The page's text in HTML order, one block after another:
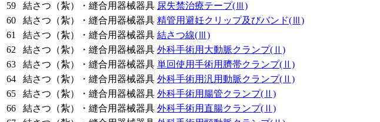
59
結さつ（紮）・縫合用器械器具 尿失禁治療テープ(Ⅲ)
60
結さつ（紮）・縫合用器械器具 精管用避妊クリップ及びバンド(Ⅲ)
61
結さつ（紮）・縫合用器械器具 結さつ線(Ⅲ)
62
結さつ（紮）・縫合用器械器具 外科手術用大動脈クランプ(Ⅱ)
63
結さつ（紮）・縫合用器械器具 単回使用手術用臍帯クランプ(Ⅱ)
64
結さつ（紮）・縫合用器械器具 外科手術用汎用動脈クランプ(Ⅱ)
65
結さつ（紮）・縫合用器械器具 外科手術用腸管クランプ(Ⅱ)
66
結さつ（紮）・縫合用器械器具 外科手術用直腸クランプ(Ⅱ)